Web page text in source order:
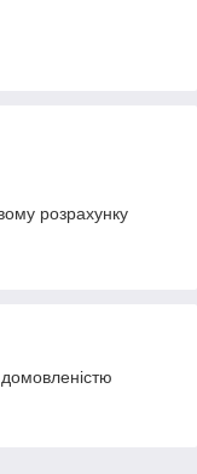
розрахунку